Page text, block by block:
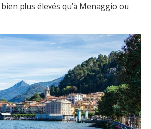
plus élevés qu’à Menaggio ou